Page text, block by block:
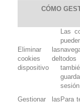
CÓMO
Eliminar las
cookies del
dispositivo
Las
Gestionar las Para